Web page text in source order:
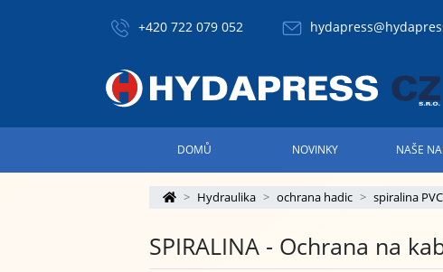
+420 722 079 052
DOMŮ NOVINKY NAŠE
Hydraulika ochrana hadic spiralina
SPIRALINA - Ochrana na